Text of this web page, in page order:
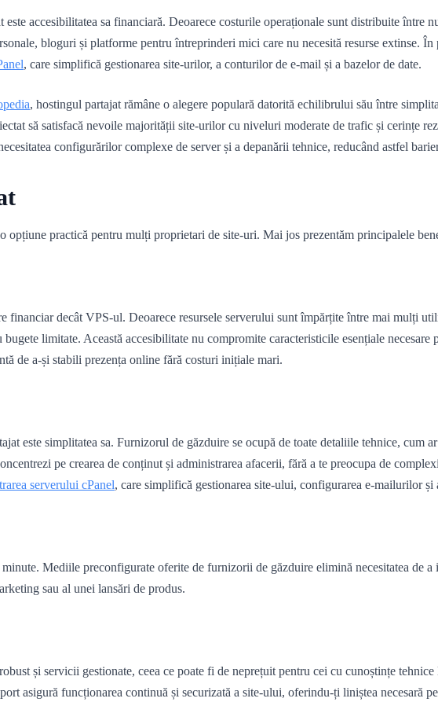
accesibilitatea sa financiară. Deoarece costurile operaționale sunt distribuite între
bloguri și platforme pentru întreprinderi mici care nu necesită resurse extinse.
, care simplifică gestionarea site-urilor, a conturilor de e-mail și a bazelor de date.
, hostingul partajat rămâne o alegere populară datorită echilibrului său între
să satisfacă nevoile majorității site-urilor cu niveluri moderate de trafic și cerințe
configurărilor complexe de server și a depanării tehnice, reducând astfel
opțiune practică pentru mulți proprietari de site-uri. Mai jos prezentăm principalele
financiar decât VPS-ul. Deoarece resursele serverului sunt împărțite între mai mulți
limitate. Această accesibilitate nu compromite caracteristicile esențiale
de a-și stabili prezența online fără costuri inițiale mari.
este simplitatea sa. Furnizorul de găzduire se ocupă de toate detaliile tehnice, cum
pe crearea de conținut și administrarea afacerii, fără a te preocupa de
serverului cPanel, care simplifică gestionarea site-ului, configurarea e-mailurilor și
Mediile preconfigurate oferite de furnizorii de găzduire elimină necesitatea de
sau al unei lansări de produs.
și servicii gestionate, ceea ce poate fi de neprețuit pentru cei cu cunoștințe
asigură funcționarea continuă și securizată a site-ului, oferindu-ți liniștea necesară